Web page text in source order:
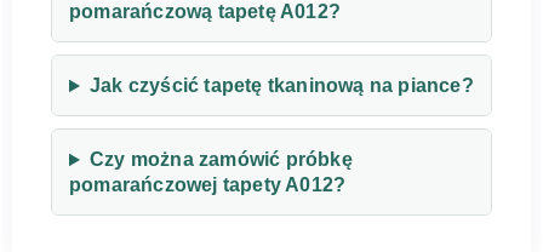
pomarańczową tapetę A012?
Jak czyścić tapetę tkaninową na piance?
Czy można zamówić próbkę
pomarańczowej tapety A012?